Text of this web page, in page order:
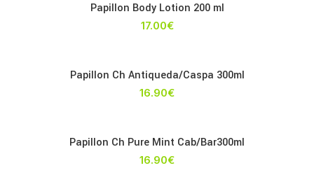
Papillon Body Lotion 200 ml
17.00€
Papillon Ch Antiqueda/Caspa 300ml
16.90€
Papillon Ch Pure Mint Cab/Bar300ml
16.90€